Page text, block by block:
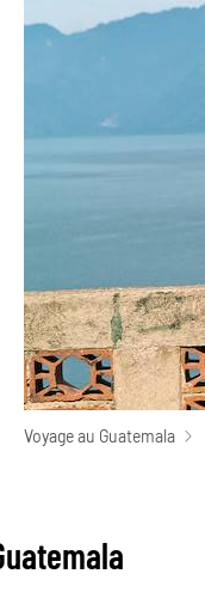
Voyage au Guatemala